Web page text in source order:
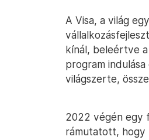
A Visa, a világ
kínál, beleértve
program
világszerte,
2022 végén egy
rámutatott, hogy